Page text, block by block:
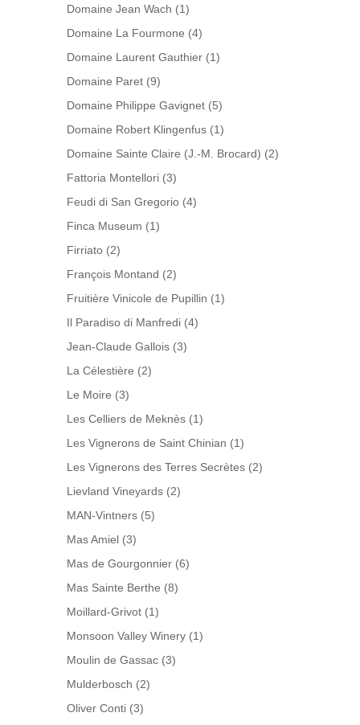
Domaine Jean Wach (1)
Domaine La Fourmone (4)
Domaine Laurent Gauthier (1)
Domaine Paret (9)
Domaine Philippe Gavignet (5)
Domaine Robert Klingenfus (1)
Domaine Sainte Claire (J.-M. Brocard) (2)
Fattoria Montellori (3)
Feudi di San Gregorio (4)
Finca Museum (1)
Firriato (2)
François Montand (2)
Fruitière Vinicole de Pupillin (1)
Il Paradiso di Manfredi (4)
Jean-Claude Gallois (3)
La Célestière (2)
Le Moire (3)
Les Celliers de Meknès (1)
Les Vignerons de Saint Chinian (1)
Les Vignerons des Terres Secrètes (2)
Lievland Vineyards (2)
MAN-Vintners (5)
Mas Amiel (3)
Mas de Gourgonnier (6)
Mas Sainte Berthe (8)
Moillard-Grivot (1)
Monsoon Valley Winery (1)
Moulin de Gassac (3)
Mulderbosch (2)
Oliver Conti (3)